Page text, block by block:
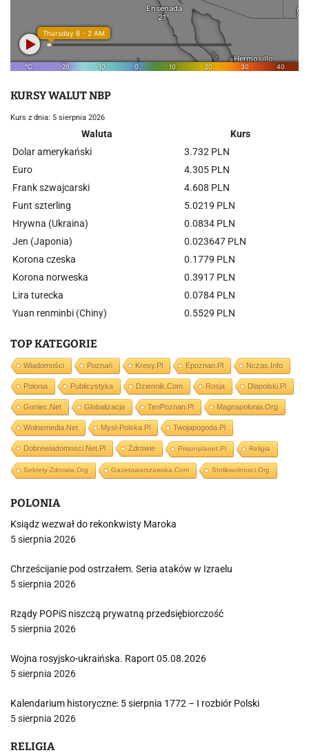
KURSY WALUT NBP
Kurs z dnia: 5 sierpnia 2026
Waluta
Kurs
Dolar amerykański
3.732 PLN
Euro
4.305 PLN
Frank szwajcarski
4.608 PLN
Funt szterling
5.0219 PLN
Hrywna (Ukraina)
0.0834 PLN
Jen (Japonia)
0.023647 PLN
Korona czeska
0.1779 PLN
Korona norweska
0.3917 PLN
Lira turecka
0.0784 PLN
Yuan renminbi (Chiny)
0.5529 PLN
TOP KATEGORIE
Wiadomości Poznań Kresy.pl Epoznan.pl Nczas.info
Polonia Publicystyka Dziennik.com Rosja Dlapolski.pl
Goniec.net Globalizacja TenPoznan.pl Magnapolonia.org
Wolnemedia.net Mysl-Polska.pl Twojapogoda.pl
Dobrewiadomosci.net.pl Zdrowie Prisonplanet.pl Religia
Sekrety-Zdrowia.org Gazetawarszawska.com Stolikwolnosci.org
POLONIA
Ksiądz wezwał do rekonkwisty Maroka
5 sierpnia 2026
Chrześcijanie pod ostrzałem. Seria ataków w Izraelu
5 sierpnia 2026
Rządy POPiS niszczą prywatną przedsiębiorczość
5 sierpnia 2026
Wojna rosyjsko-ukraińska. Raport 05.08.2026
5 sierpnia 2026
Kalendarium historyczne: 5 sierpnia 1772 – I rozbiór Polski
5 sierpnia 2026
RELIGIA